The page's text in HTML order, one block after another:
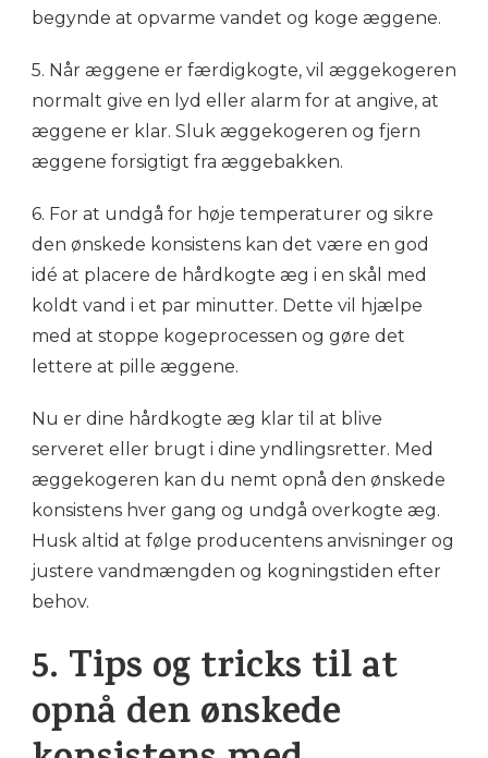
begynde at opvarme vandet og koge æggene.
5. Når æggene er færdigkogte, vil æggekogeren
normalt give en lyd eller alarm for at angive, at
æggene er klar. Sluk æggekogeren og fjern
æggene forsigtigt fra æggebakken.
6. For at undgå for høje temperaturer og sikre
den ønskede konsistens kan det være en god
idé at placere de hårdkogte æg i en skål med
koldt vand i et par minutter. Dette vil hjælpe
med at stoppe kogeprocessen og gøre det
lettere at pille æggene.
Nu er dine hårdkogte æg klar til at blive
serveret eller brugt i dine yndlingsretter. Med
æggekogeren kan du nemt opnå den ønskede
konsistens hver gang og undgå overkogte æg.
Husk altid at følge producentens anvisninger og
justere vandmængden og kogningstiden efter
behov.
5. Tips og tricks til at
opnå den ønskede